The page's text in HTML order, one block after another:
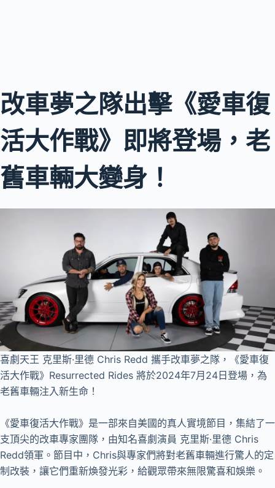
改車夢之隊出擊《愛車復
活大作戰》即將登場，老
舊車輛大變身！
喜劇天王 克里斯·里德 Chris Redd 攜手改車夢之隊，《愛車復
活大作戰》Resurrected Rides 將於2024年7月24日登場，為
老舊車輛注入新生命！
《愛車復活大作戰》是一部來自美國的真人實境節目，集結了一
支頂尖的改車專家團隊，由知名喜劇演員 克里斯·里德 Chris
Redd領軍。節目中，Chris與專家們將對老舊車輛進行驚人的定
制改裝，讓它們重新煥發光彩，給觀眾帶來無限驚喜和娛樂。